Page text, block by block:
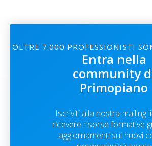
OLTRE 7.000 PROFESSIONISTI
Entra nella
community
Primopiano
Iscriviti alla nostra mailing
ricevere risorse formative
aggiornamenti sui nuovi